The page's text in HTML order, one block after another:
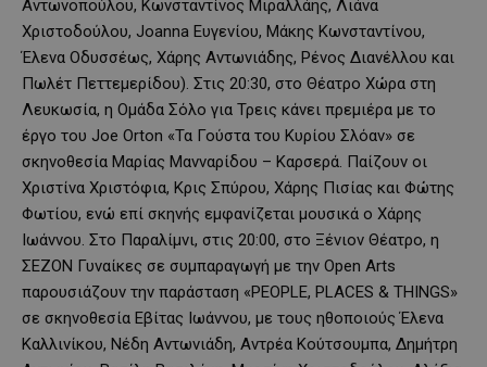
Αντωνοπούλου, Κωνσταντίνος Μιραλλάης, Λιάνα
Χριστοδούλου, Joanna Ευγενίου, Μάκης Κωνσταντίνου,
Έλενα Οδυσσέως, Χάρης Αντωνιάδης, Ρένος Διανέλλου και
Πωλέτ Πεττεμερίδου). Στις 20:30, στο Θέατρο Χώρα στη
Λευκωσία, η Ομάδα Σόλο για Τρεις κάνει πρεμιέρα με το
έργο του Joe Orton «Τα Γούστα του Κυρίου Σλόαν» σε
σκηνοθεσία Μαρίας Μανναρίδου – Καρσερά. Παίζουν οι
Χριστίνα Χριστόφια, Κρις Σπύρου, Χάρης Πισίας και Φώτης
Φωτίου, ενώ επί σκηνής εμφανίζεται μουσικά ο Χάρης
Ιωάννου. Στο Παραλίμνι, στις 20:00, στο Ξένιον Θέατρο, η
ΣΕΖΟΝ Γυναίκες σε συμπαραγωγή με την Open Arts
παρουσιάζουν την παράσταση «PEOPLE, PLACES & THINGS»
σε σκηνοθεσία Εβίτας Ιωάννου, με τους ηθοποιούς Έλενα
Καλλινίκου, Νέδη Αντωνιάδη, Αντρέα Κούτσουμπα, Δημήτρη